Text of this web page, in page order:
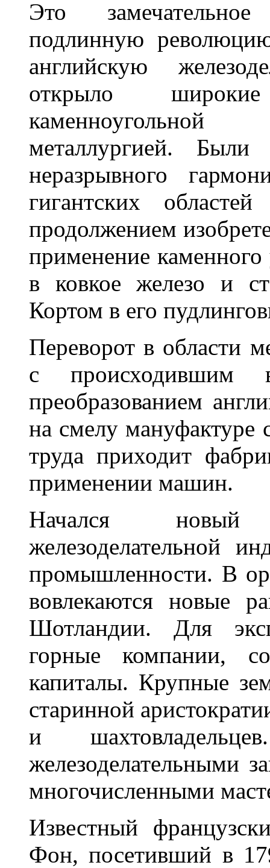
Это
подлинную
английскую
открыло
металлургией.
неразрывного
гигантских
продолжением
применение каменного
в ковкое железо и
Кортом в его
Переворот в области
с
преобразованием
на смелу мануфактуре
труда приходит
применении машин.
Начался новый
железоделательной
промышленности. В
вовлекаются новые
Шотландии. Для
горные компании,
капиталы. Крупные
старинной
и
железоделательными
многочисленными
Известный
Фон, посетивший в